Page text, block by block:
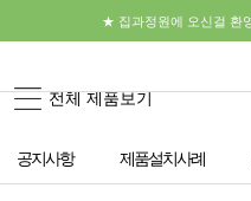
★ 집과정원에 오신걸 환
전체 제품보기
공지사항 제품설치사례